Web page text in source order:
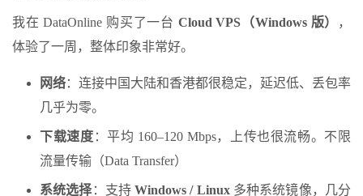
我在 DataOnline 购买了一台 Cloud VPS （Windows 版）
，
体验了一周，整体印象非常好。
网络：连接中国大陆和香港都很稳定，延迟低、丢包率
几乎为零。
下载速度 ：平均 160–120 Mbps，上传也很流畅。不限
流量传输（Data Transfer）
系统选择：支持Windows / Linux多种系统镜像，几分